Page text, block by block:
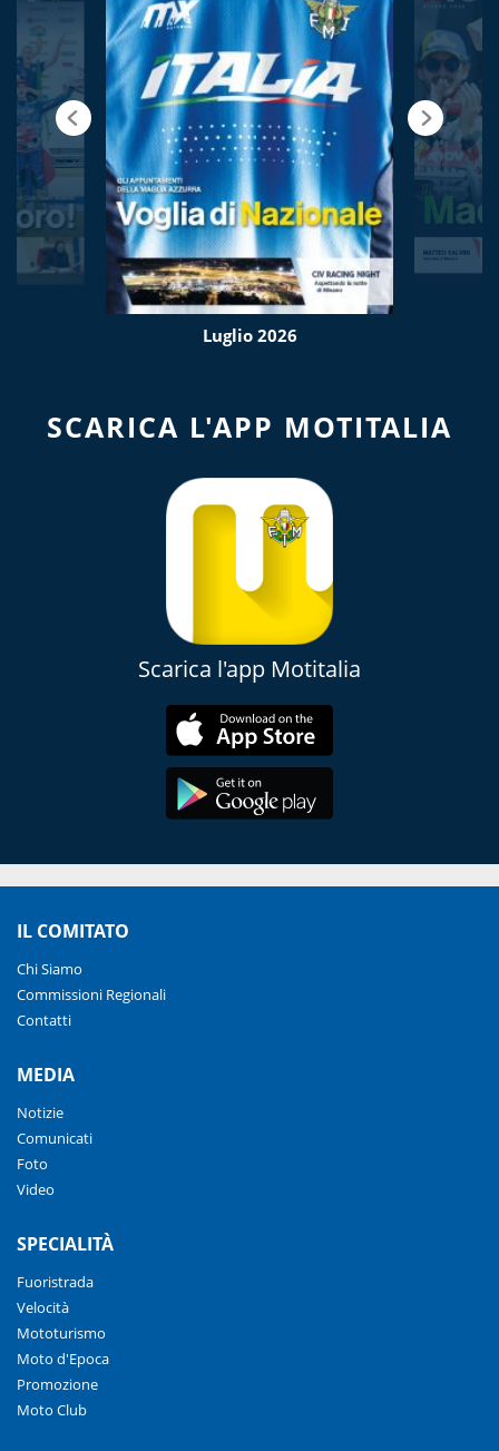
Luglio 2026
SCARICA L'APP MOTITALIA
Scarica l'app Motitalia
IL COMITATO
Chi Siamo
Commissioni Regionali
Contatti
MEDIA
Notizie
Comunicati
Foto
Video
SPECIALITÀ
Fuoristrada
Velocità
Mototurismo
Moto d'Epoca
Promozione
Moto Club